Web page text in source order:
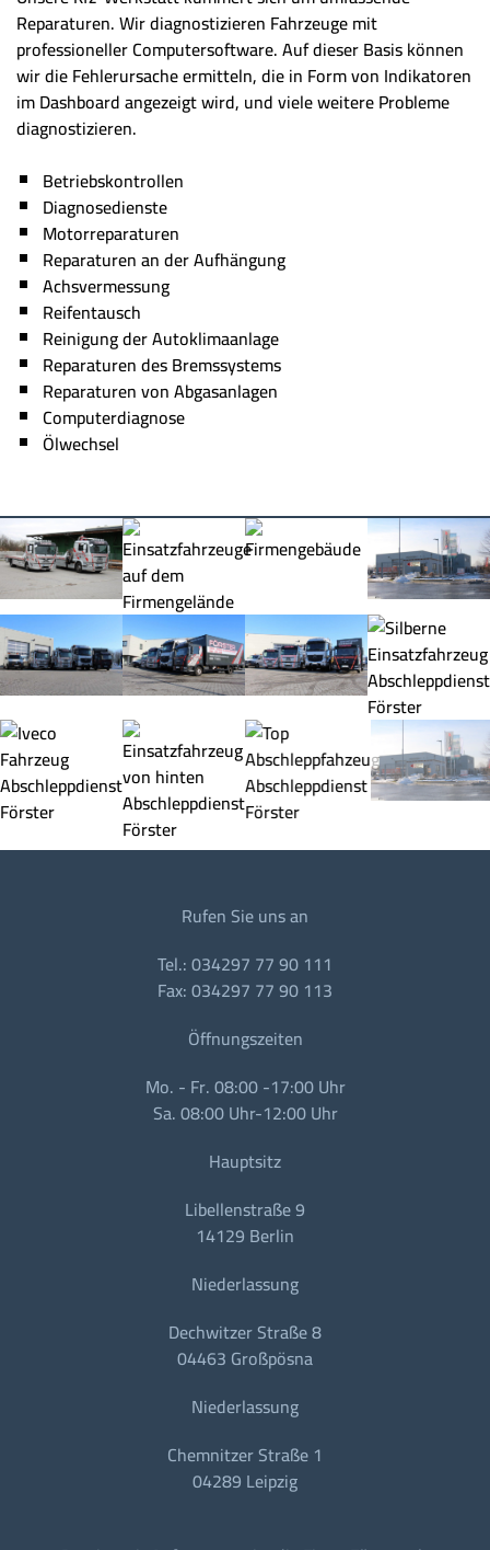
Reparaturen. Wir diagnostizieren Fahrzeuge mit
professioneller Computersoftware. Auf dieser Basis können
wir die Fehlerursache ermitteln, die in Form von Indikatoren
im Dashboard angezeigt wird, und viele weitere Probleme
diagnostizieren.
Betriebskontrollen
Diagnosedienste
Motorreparaturen
Reparaturen an der Aufhängung
Achsvermessung
Reifentausch
Reinigung der Autoklimaanlage
Reparaturen des Bremssystems
Reparaturen von Abgasanlagen
Computerdiagnose
Ölwechsel
Rufen Sie uns an
Tel.: 034297 77 90 111
Fax: 034297 77 90 113
Öffnungszeiten
Mo. - Fr. 08:00 -17:00 Uhr
Sa. 08:00 Uhr-12:00 Uhr
Hauptsitz
Libellenstraße 9
14129 Berlin
Niederlassung
Dechwitzer Straße 8
04463 Großpösna
Niederlassung
Chemnitzer Straße 1
04289 Leipzig